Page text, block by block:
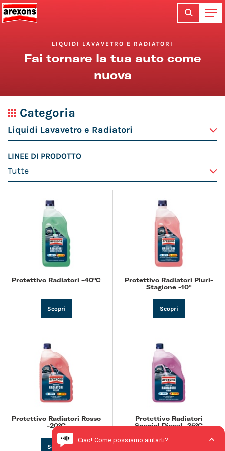
LIQUIDI LAVAVETRO E RADIATORI
Fai tornare la tua auto come
nuova
Categoria
LINEE DI PRODOTTO
Protettivo Radiatori -40°C
Scopri
Protettivo Radiatori Pluri-
Stagione -10°
Scopri
Protettivo Radiatori Rosso
-20°C
Scopri
Protettivo Radiatori
Special Diesel -35°C